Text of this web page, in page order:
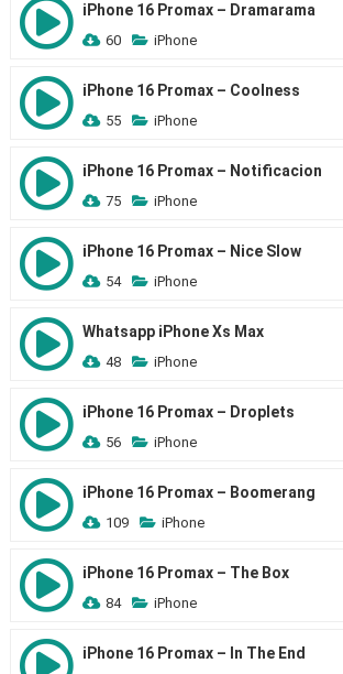
iPhone 16 Promax – Dramarama
60 iPhone
iPhone 16 Promax – Coolness
55 iPhone
iPhone 16 Promax – Notificacion
75 iPhone
iPhone 16 Promax – Nice Slow
54 iPhone
Whatsapp iPhone Xs Max
48 iPhone
iPhone 16 Promax – Droplets
56 iPhone
iPhone 16 Promax – Boomerang
109 iPhone
iPhone 16 Promax – The Box
84 iPhone
iPhone 16 Promax – In The End